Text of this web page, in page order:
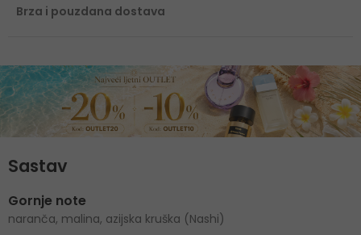
Brza i pouzdana dostava
Sastav
Gornje note
naranča, malina, azijska kruška (Nashi)